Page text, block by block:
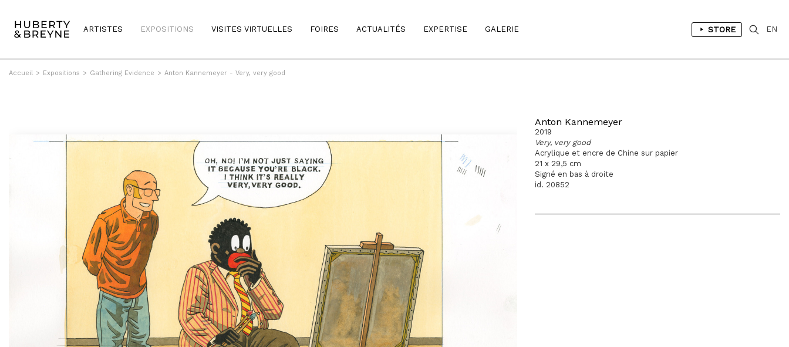
ARTISTES EXPOSITIONS VISITES VIRTUELLES FOIRES ACTUALITÉS EXPERTISE GALERIE STORE EN
Accueil > Expositions > Gathering Evidence > Anton Kannemeyer - Very, very good
Anton Kannemeyer
2019
Very, very good
Acrylique et encre de Chine sur papier
21 x 29,5 cm
Signé en bas à droite
id. 20852